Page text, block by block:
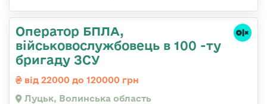
Оператор БПЛА,
військовослужбовець в 100 -ту
бригаду ЗСУ
від 22000 до 120000 грн
Луцьк, Волинська область